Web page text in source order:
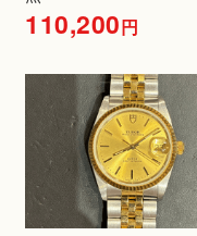
110,200円